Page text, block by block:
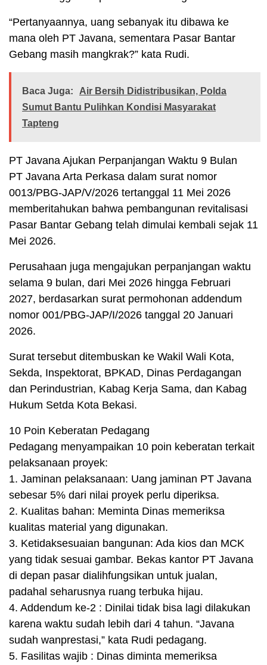
“Pertanyaannya, uang sebanyak itu dibawa ke
mana oleh PT Javana, sementara Pasar Bantar
Gebang masih mangkrak?” kata Rudi.
Baca Juga:
Air Bersih Didistribusikan, Polda
Sumut Bantu Pulihkan Kondisi Masyarakat
Tapteng
PT Javana Ajukan Perpanjangan Waktu 9 Bulan
PT Javana Arta Perkasa dalam surat nomor
0013/PBG-JAP/V/2026 tertanggal 11 Mei 2026
memberitahukan bahwa pembangunan revitalisasi
Pasar Bantar Gebang telah dimulai kembali sejak 11
Mei 2026.
Perusahaan juga mengajukan perpanjangan waktu
selama 9 bulan, dari Mei 2026 hingga Februari
2027, berdasarkan surat permohonan addendum
nomor 001/PBG-JAP/I/2026 tanggal 20 Januari
2026.
Surat tersebut ditembuskan ke Wakil Wali Kota,
Sekda, Inspektorat, BPKAD, Dinas Perdagangan
dan Perindustrian, Kabag Kerja Sama, dan Kabag
Hukum Setda Kota Bekasi.
10 Poin Keberatan Pedagang
Pedagang menyampaikan 10 poin keberatan terkait
pelaksanaan proyek:
1. Jaminan pelaksanaan: Uang jaminan PT Javana
sebesar 5% dari nilai proyek perlu diperiksa.
2. Kualitas bahan: Meminta Dinas memeriksa
kualitas material yang digunakan.
3. Ketidaksesuaian bangunan: Ada kios dan MCK
yang tidak sesuai gambar. Bekas kantor PT Javana
di depan pasar dialihfungsikan untuk jualan,
padahal seharusnya ruang terbuka hijau.
4. Addendum ke-2 : Dinilai tidak bisa lagi dilakukan
karena waktu sudah lebih dari 4 tahun. “Javana
sudah wanprestasi,” kata Rudi pedagang.
5. Fasilitas wajib : Dinas diminta memeriksa